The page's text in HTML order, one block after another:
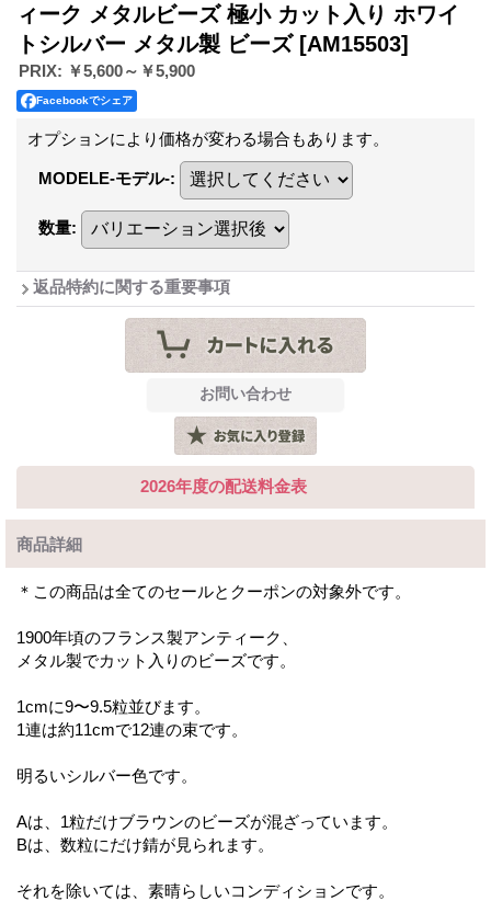
ィーク メタルビーズ 極小 カット入り ホワイ
トシルバー メタル製 ビーズ [AM15503]
PRIX: ￥5,600～￥5,900
Facebookでシェア
オプションにより価格が変わる場合もあります。
MODELE-モデル-:
数量:
返品特約に関する重要事項
2026年度の配送料金表
商品詳細
＊この商品は全てのセールとクーポンの対象外です。
1900年頃のフランス製アンティーク、
メタル製でカット入りのビーズです。
1cmに9〜9.5粒並びます。
1連は約11cmで12連の束です。
明るいシルバー色です。
Aは、1粒だけブラウンのビーズが混ざっています。
Bは、数粒にだけ錆が見られます。
それを除いては、素晴らしいコンディションです。